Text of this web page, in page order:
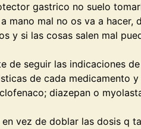
gastrico no suelo
mano mal no os va a
y si las cosas salen mal
de seguir las indicaciones
de cada medicamento
diazepan o
vez de doblar las dosis q